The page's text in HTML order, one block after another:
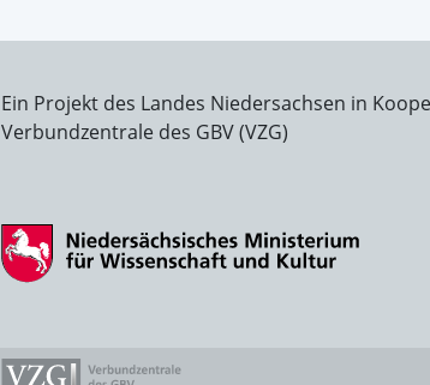
Ein Projekt des Landes Niedersachsen in
Verbundzentrale des GBV (VZG)